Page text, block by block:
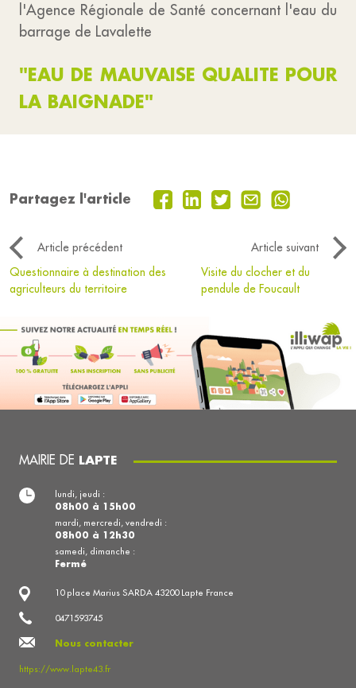
l'Agence Régionale de Santé concernant l'eau du
barrage de Lavalette
"EAU DE MAUVAISE QUALITE POUR
LA BAIGNADE"
Partagez l'article
Article précédent
Article suivant
Questionnaire à destination des
agriculteurs du territoire
Visite du clocher et du
pendule de Foucault
MAIRIE DE LAPTE
10 place Marius SARDA 43200 Lapte France
0471593745
Nous contacter
https://www.lapte43.fr
lundi, jeudi :
08h00 à 15h00
mardi, mercredi, vendredi :
08h00 à 12h30
samedi, dimanche :
Fermé